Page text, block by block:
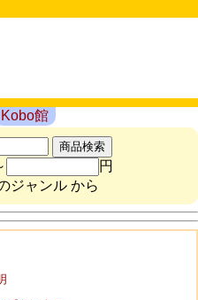
Kobo館
円
ジャンル から